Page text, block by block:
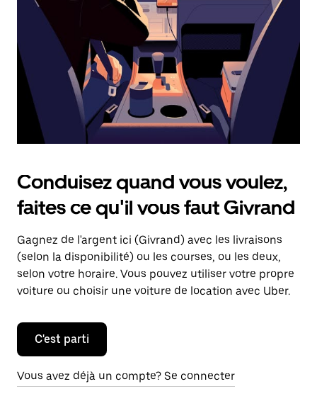
d'échappement
pour
fermer
calendrier.
Conduisez quand vous voulez,
faites ce qu'il vous faut Givrand
Gagnez de l'argent ici (Givrand) avec les livraisons
(selon la disponibilité) ou les courses, ou les deux,
selon votre horaire. Vous pouvez utiliser votre propre
voiture ou choisir une voiture de location avec Uber.
C'est parti
Vous avez déjà un compte? Se connecter